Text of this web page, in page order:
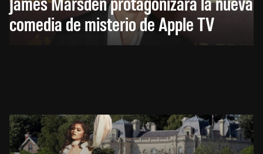
comedia de misterio de Apple TV